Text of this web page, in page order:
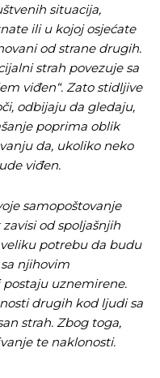
situacija,
ili u kojoj osjećate
od strane drugih.
strah povezuje sa
viđen“. Zato stidljive
odbijaju da gledaju,
poprima oblik
da, ukoliko neko
viđen.
samopoštovanje
od spoljašnjih
potrebu da budu
njihovim
uznemirene.
drugih kod ljudi sa
strah. Zbog toga,
te naklonosti.